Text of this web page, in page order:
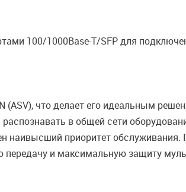
100/1000Base-T/SFP для
(ASV), что делает его идеальным
в общей сети
наивысший приоритет
передачу и максимальную защиту